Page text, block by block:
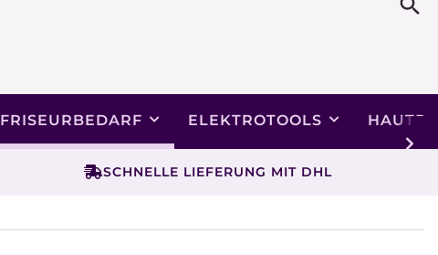
FRISEURBEDARF ELEKTROTOOLS
SCHNELLE LIEFERUNG MIT DHL